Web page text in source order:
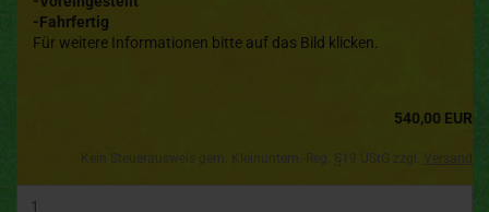
-Fahrfertig
Für weitere Informationen bitte auf das Bild klicken.
540,00 EUR